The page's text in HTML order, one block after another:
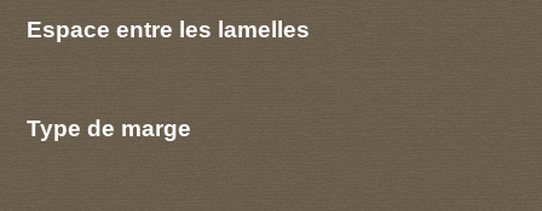
Espace entre les lamelles
Type de marge